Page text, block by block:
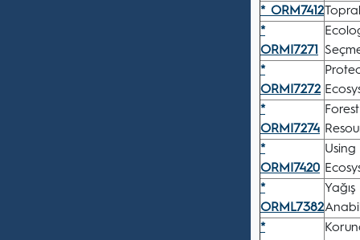
* ORM7412
*
ORMI7271
*
ORMI7272
*
ORMI7274
*
ORMI7420
*
ORML7382
*